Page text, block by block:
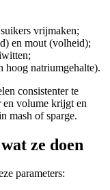
vrijmaken;
en mout (volheid);
hoog natriumgehalte).
consistenter te
en volume krijgt en
mash of sparge.
ze doen
parameters: